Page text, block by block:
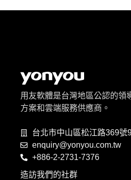
用友軟體是台灣地區公認的領
方案和雲端服務供應商。
台北市中山區松江路369號
enquiry@yonyou.com.tw
+886-2-2731-7376
造訪我們的社群